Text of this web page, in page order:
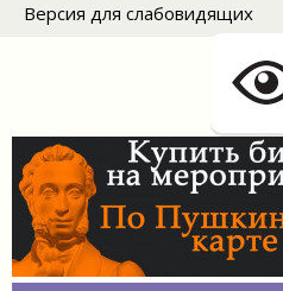
Версия для слабовидящих